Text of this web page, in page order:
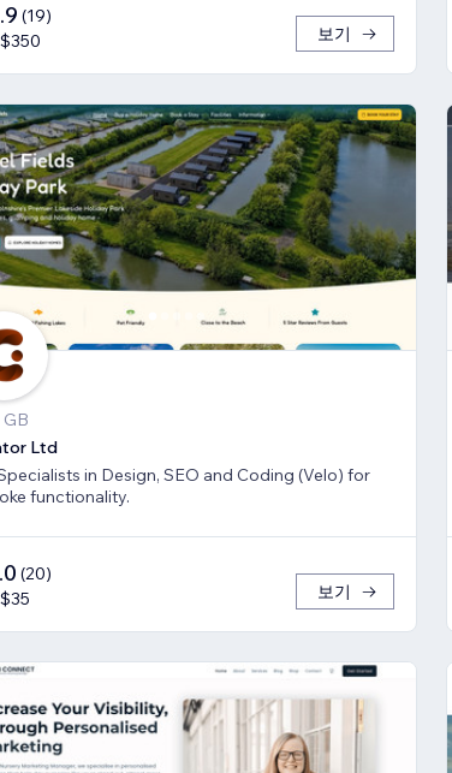
(19)
보기
GB
Ltd
in Design, SEO and Coding (Velo) for
functionality.
(20)
보기